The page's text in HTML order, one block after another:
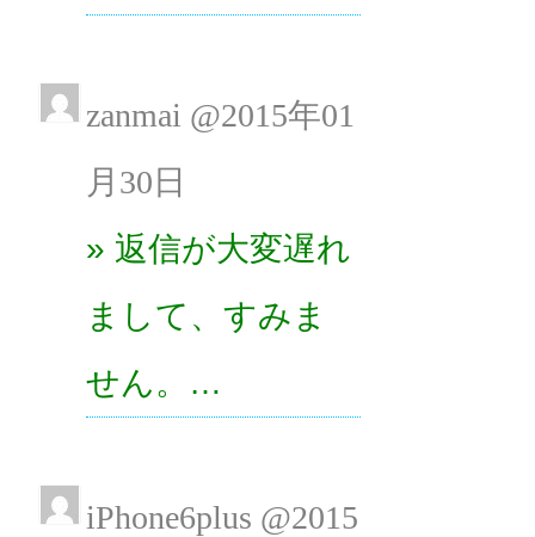
zanmai @2015年01
月30日
» 返信が大変遅れ
まして、すみま
せん。…
iPhone6plus @2015